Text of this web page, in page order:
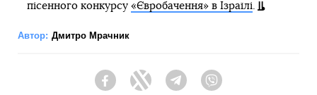
пісенного конкурсу «Євробачення» в Ізраїлі.
Автор: Дмитро Мрачник
FacebookTwitter Telegram